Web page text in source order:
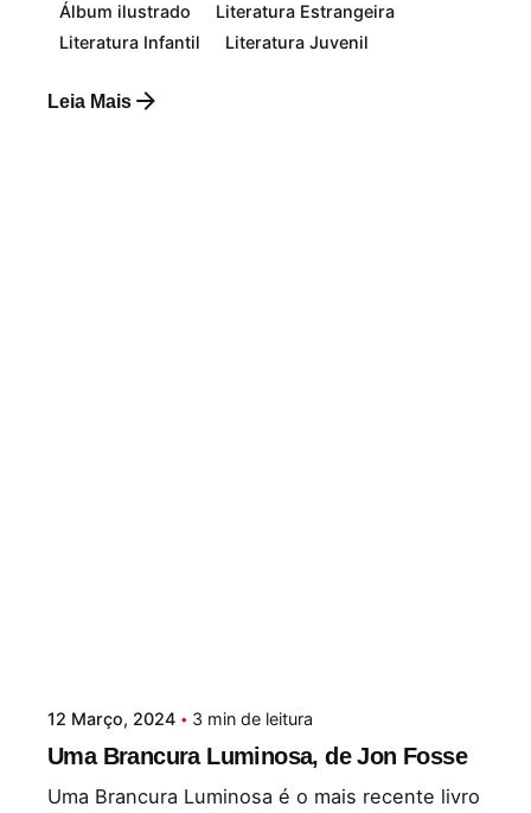
Álbum ilustrado
Literatura Estrangeira
Literatura Infantil
Literatura Juvenil
Leia Mais
12 Março, 2024 3 min de leitura
Uma Brancura Luminosa, de Jon Fosse
Uma Brancura Luminosa é o mais recente livro